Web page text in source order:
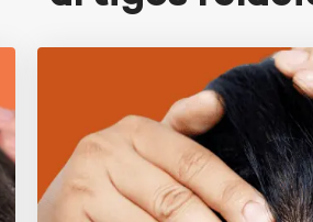
a frequência ideal do
e/ou da intensidade da
os dias até a situação
a frequência de
o shampoo anticaspa